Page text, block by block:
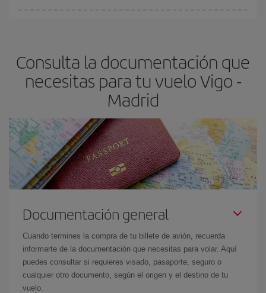
avión más baratos te saldrán. Además, si buscas los vuelos con
las fechas y los horarios del viaje un poco abiertos, podráselegir
el precio más barato.
Consulta la documentación que
necesitas para tu vuelo Vigo -
Madrid
Documentación general
Cuando termines la compra de tu billete de avión, recuerda
informarte de la documentación que necesitas para volar. Aquí
puedes consultar si requieres visado, pasaporte, seguro o
cualquier otro documento, según el origen y el destino de tu
vuelo.